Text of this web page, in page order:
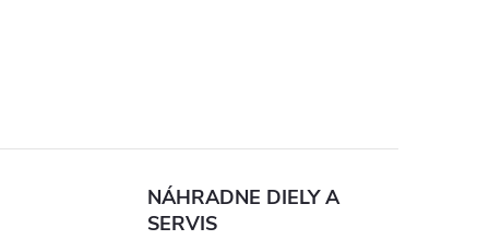
NÁHRADNE DIELY A
SERVIS